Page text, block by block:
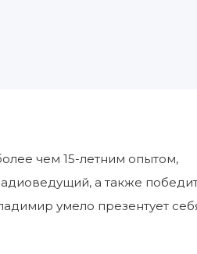
чем 15-летним опытом,
а также
умело презентует